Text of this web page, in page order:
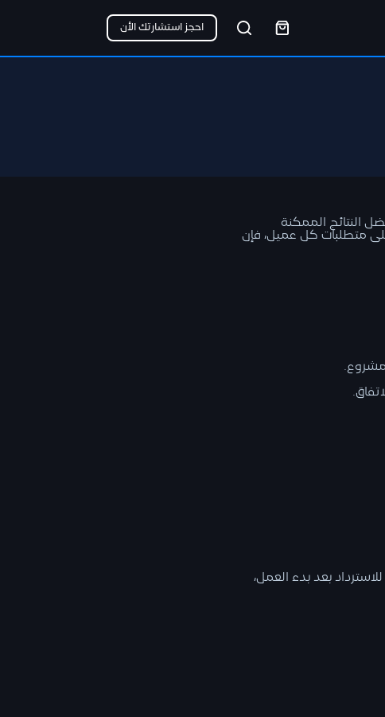
احجز استشارتك الأن
النتائج الممكنة
متطلبات كل عميل، فإن
بعد بدء العمل،